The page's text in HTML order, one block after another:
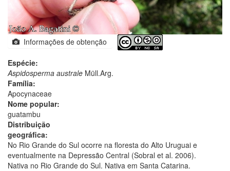
Informações de obtenção
Espécie:
Aspidosperma australe Müll.Arg.
Família:
Apocynaceae
Nome popular:
guatambu
Distribuição
geográfica:
No Rio Grande do Sul ocorre na floresta do Alto Uruguai e
eventualmente na Depressão Central (Sobral et al. 2006).
Nativa no Rio Grande do Sul. Nativa em Santa Catarina.